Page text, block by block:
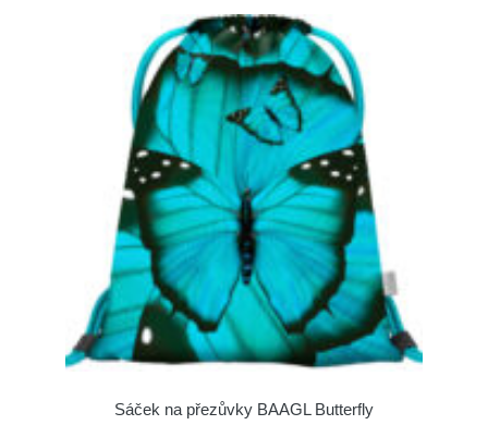
Sáček na přezůvky BAAGL Butterfly